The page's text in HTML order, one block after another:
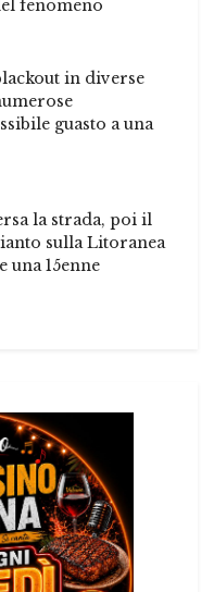
fenomeno
in diverse
guasto a una
la strada, poi il
sulla Litoranea
una 15enne